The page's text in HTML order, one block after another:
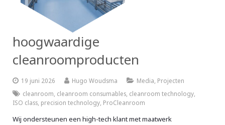
hoogwaardige
cleanroomproducten
19 juni 2026 Hugo Woudsma Media Projecten
cleanroom cleanroom consumables cleanroom technology
ISO class precision technology ProCleanroom
Wij ondersteunen een high-tech klant met maatwerk